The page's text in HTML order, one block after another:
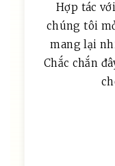
Hợp tác
chúng tôi
mang lại
Chắc chắn